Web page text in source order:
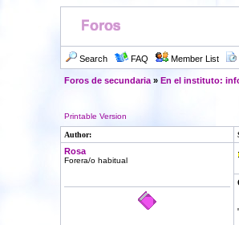
Search FAQ Member List
Foros de secundaria» En el instituto:
Printable Version
Author:
Rosa
Forera/o habitual